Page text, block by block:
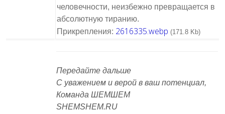
человечности, неизбежно превращается в
абсолютную тиранию.
Прикрепления: 2616335.webp (171.8 Kb)
Передайте дальше
С уважением и верой в ваш потенциал,
Команда ШЕМШЕМ
SHEMSHEM.RU